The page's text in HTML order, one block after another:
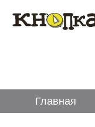
Главная